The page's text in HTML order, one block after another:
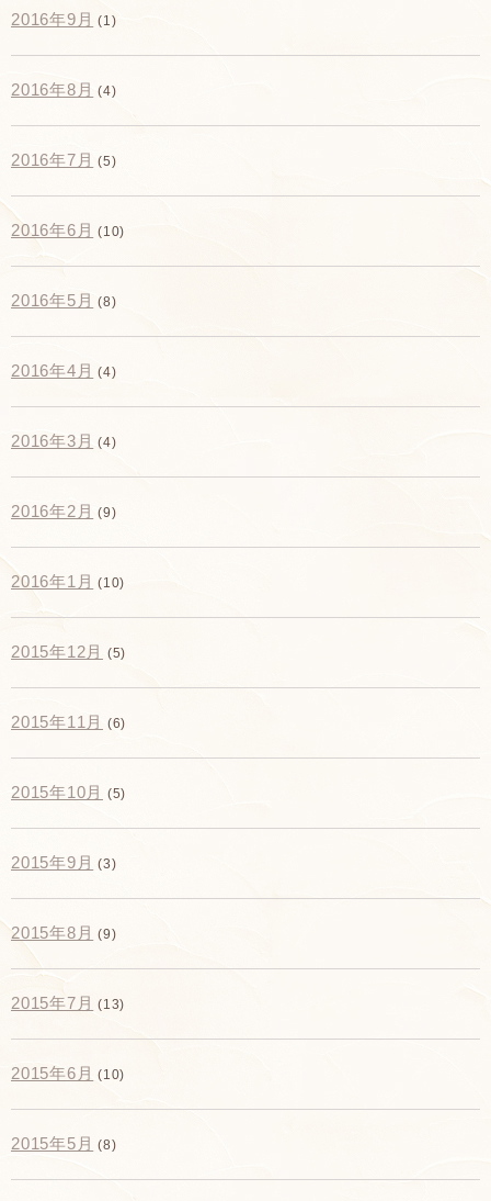
2016年9月 (1)
2016年8月 (4)
2016年7月 (5)
2016年6月 (10)
2016年5月 (8)
2016年4月 (4)
2016年3月 (4)
2016年2月 (9)
2016年1月 (10)
2015年12月 (5)
2015年11月 (6)
2015年10月 (5)
2015年9月 (3)
2015年8月 (9)
2015年7月 (13)
2015年6月 (10)
2015年5月 (8)